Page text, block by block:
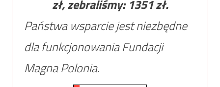
zł, zebraliśmy: 1351zł.
Państwa wsparcie jest niezbędne
dla funkcjonowania Fundacji
Magna Polonia.